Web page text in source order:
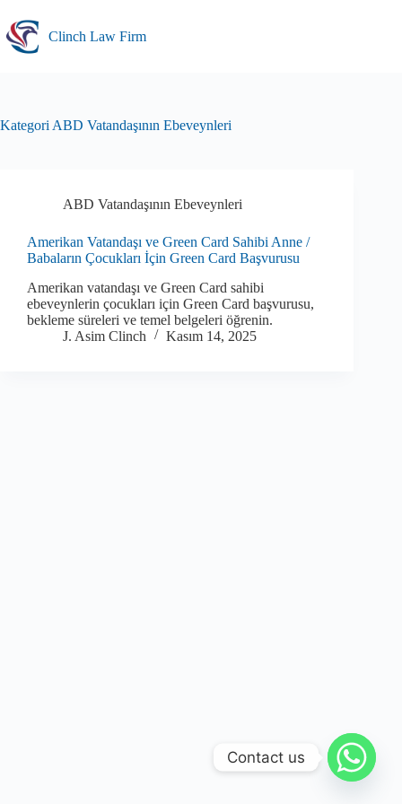
content
Clinch Law Firm
Kategori ABD Vatandaşının Ebeveynleri
ABD Vatandaşının Ebeveynleri
Amerikan Vatandaşı ve Green Card Sahibi Anne /
Babaların Çocukları İçin Green Card Başvurusu
Amerikan vatandaşı ve Green Card sahibi
ebeveynlerin çocukları için Green Card başvurusu,
bekleme süreleri ve temel belgeleri öğrenin.
J. Asim Clinch
Kasım 14, 2025
Contact us